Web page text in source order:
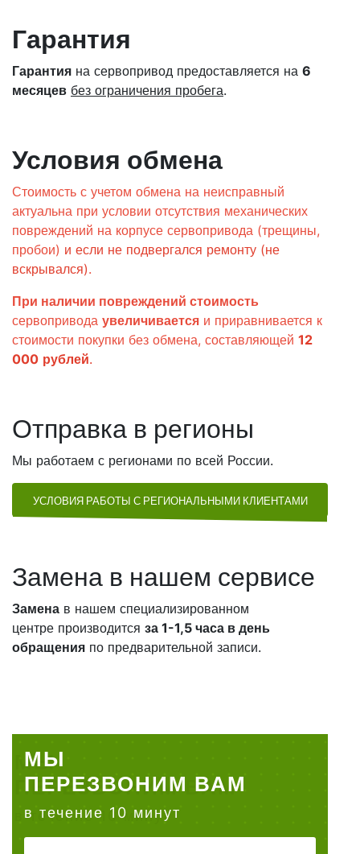
Гарантия
Гарантия на сервопривод предоставляется на 6
месяцев без ограничения пробега.
Условия обмена
Стоимость с учетом обмена на неисправный
актуальна при условии отсутствия механических
повреждений на корпусе сервопривода (трещины,
пробои) и если не подвергался ремонту (не
вскрывался).
При наличии повреждений стоимость
сервопривода увеличивается и приравнивается к
стоимости покупки без обмена, составляющей 12
000 рублей.
Отправка в регионы
Мы работаем с регионами по всей России.
УСЛОВИЯ РАБОТЫ С РЕГИОНАЛЬНЫМИ КЛИЕНТАМИ
Замена в нашем сервисе
Замена в нашем специализированном
центре производится за 1-1,5 часа в день
обращения по предварительной записи.
МЫ
ПЕРЕЗВОНИМ ВАМ
в течение 10 минут